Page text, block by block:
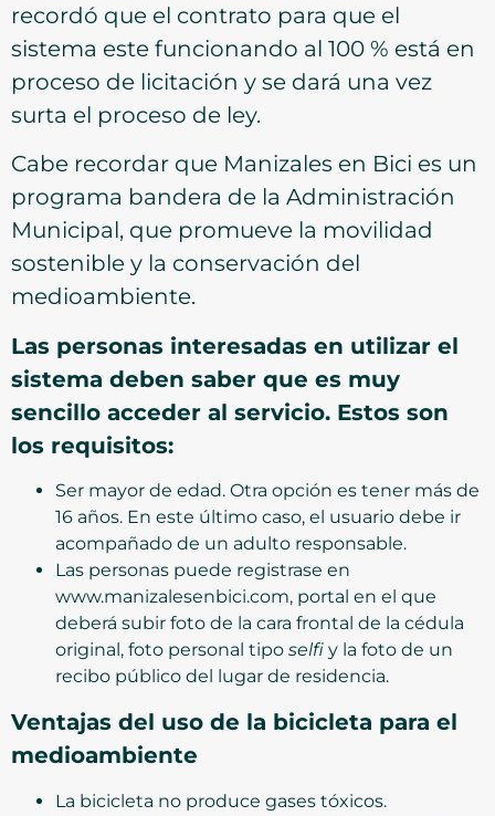
recordó que el contrato para que el
sistema este funcionando al 100 % está en
proceso de licitación y se dará una vez
surta el proceso de ley.
Cabe recordar que Manizales en Bici es un
programa bandera de la Administración
Municipal, que promueve la movilidad
sostenible y la conservación del
medioambiente.
Las personas interesadas en utilizar el
sistema deben saber que es muy
sencillo acceder al servicio. Estos son
los requisitos:
Ser mayor de edad. Otra opción es tener más de
16 años. En este último caso, el usuario debe ir
acompañado de un adulto responsable.
Las personas puede registrase en
www.manizalesenbici.com, portal en el que
deberá subir foto de la cara frontal de la cédula
original, foto personal tipo selfi y la foto de un
recibo público del lugar de residencia.
Ventajas del uso de la bicicleta para el
medioambiente
La bicicleta no produce gases tóxicos.